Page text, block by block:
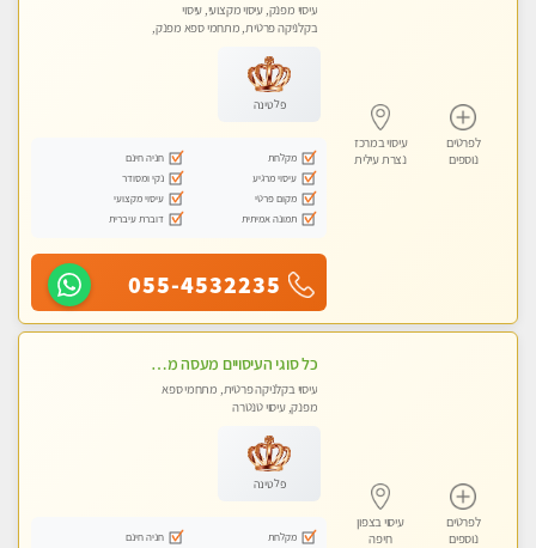
לפרטים
נוספים
עיסוי במרכז
נצרת עילית
עיסוי מפנק, עיסוי מקצועי, עיסוי
בקלניקה פרטית, מתחמי ספא מפנק,
פלטינה
מקלחת
חניה חינם
עיסוי מרגיע
נקי ומסודר
מקום פרטי
עיסוי מקצועי
תמונה אמיתית
דוברת עיברית
055-4532235
לפרטים
נוספים
עיסוי בצפון
חיפה
כל סוגי העיסויים מעסה מקצועית ואיכותית פרטי!!!
עיסוי בקלניקה פרטית, מתחמי ספא
מפנק, עיסוי טנטרה
פלטינה
מקלחת
חניה חינם